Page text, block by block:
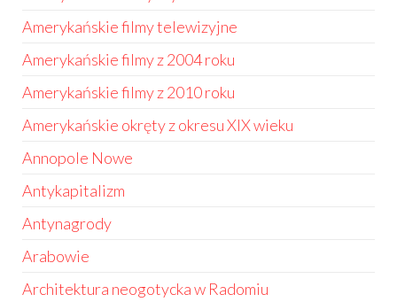
Amerykańskie filmy telewizyjne
Amerykańskie filmy z 2004 roku
Amerykańskie filmy z 2010 roku
Amerykańskie okręty z okresu XIX wieku
Annopole Nowe
Antykapitalizm
Antynagrody
Arabowie
Architektura neogotycka w Radomiu